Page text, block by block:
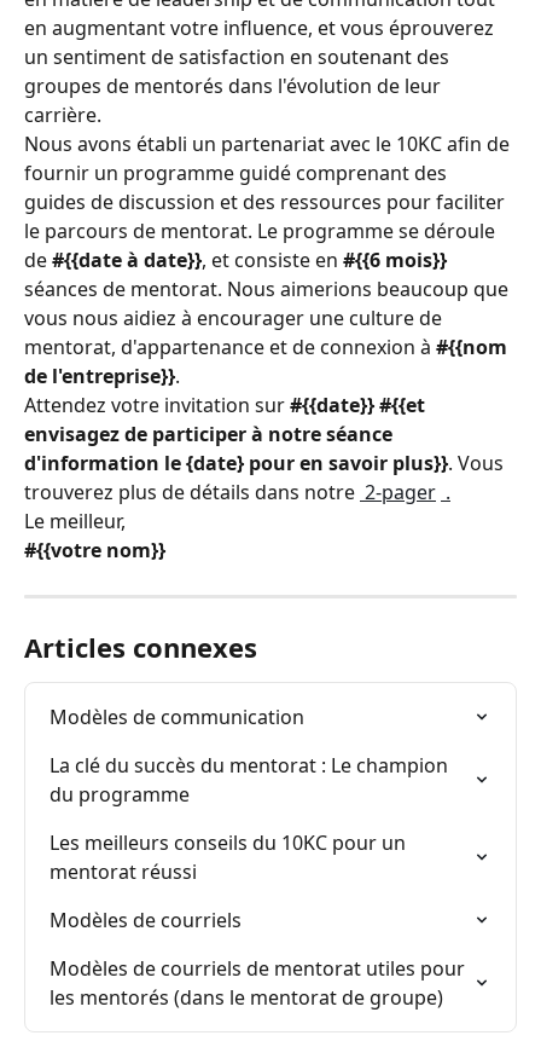
en augmentant votre influence, et vous éprouverez
un sentiment de satisfaction en soutenant des
groupes de mentorés dans l'évolution de leur
carrière.
Nous avons établi un partenariat avec le 10KC afin de
fournir un programme guidé comprenant des
guides de discussion et des ressources pour faciliter
le parcours de mentorat. Le programme se déroule
de #{{date à date}}, et consiste en #{{6 mois}}
séances de mentorat. Nous aimerions beaucoup que
vous nous aidiez à encourager une culture de
mentorat, d'appartenance et de connexion à #{{nom
de l'entreprise}}.
Attendez votre invitation sur #{{date}} #{{et
envisagez de participer à notre séance
d'information le {date} pour en savoir plus}}. Vous
trouverez plus de détails dans notre 2-pager .
Le meilleur,
#{{votre nom}}
Articles connexes
Modèles de communication
La clé du succès du mentorat : Le champion
du programme
Les meilleurs conseils du 10KC pour un
mentorat réussi
Modèles de courriels
Modèles de courriels de mentorat utiles pour
les mentorés (dans le mentorat de groupe)